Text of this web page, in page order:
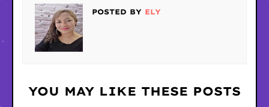
POSTED BY ELY
YOU MAY LIKE THESE POSTS